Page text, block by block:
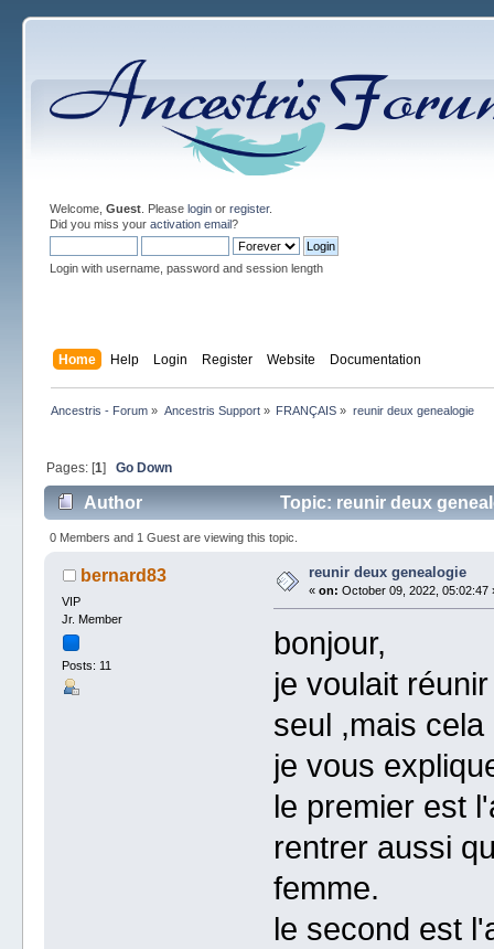
Welcome, Guest. Please loginor register.
Did you miss your activation email?
Login with username, password and session length
Home Help Login Register Website Documentation
Ancestris - Forum » Ancestris Support» FRANÇAIS » reunir deux genealogie
Pages: [1] Go Down
Author Topic: reunir deux
0 Members and 1 Guest are viewing this topic.
bernard83
VIP
Jr. Member
Posts: 11
reunir deux genealogie
«on: October 09, 2022, 05:02:47
bonjour,
je voulait
seul ,mais
je vous
le premier est
rentrer aussi
femme.
le second est